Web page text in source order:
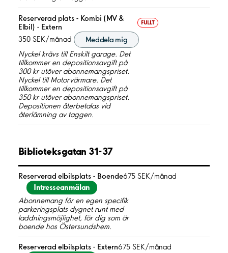
Reserverad plats - Kombi (MV &
Elbil) - Extern
FULLT
350 SEK/månad
Meddela mig
Nyckel krävs till Enskilt garage. Det
tillkommer en depositionsavgift på
300 kr utöver abonnemangspriset.
Nyckel till Motorvärmare. Det
tillkommer en depositionsavgift på
350 kr utöver abonnemangspriset.
Depositionen återbetalas vid
återlämning av taggen.
Biblioteksgatan 31-37
Reserverad elbilsplats - Boende675 SEK/månad
Intresseanmälan
Abonnemang för en egen specifik
parkeringsplats dygnet runt med
laddningsmöjlighet, för dig som är
boende hos Östersundshem.
Reserverad elbilsplats - Extern675 SEK/månad